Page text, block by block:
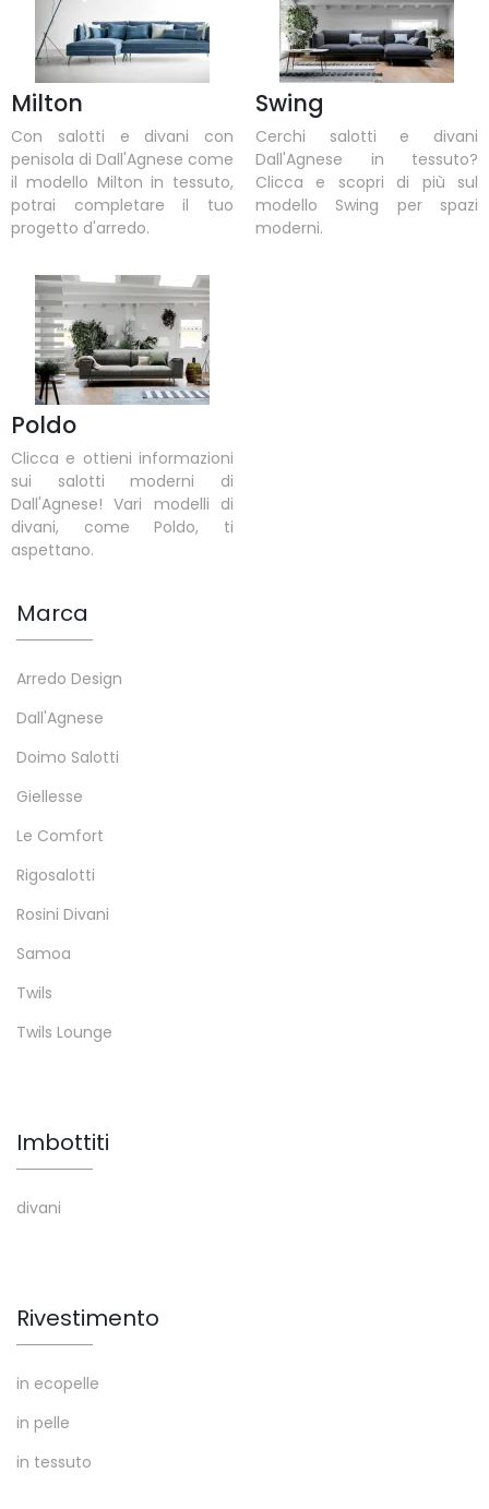
Milton
Con salotti e divani con
penisola di Dall'Agnese come
il modello Milton in tessuto,
potrai completare il tuo
progetto d'arredo.
Swing
Cerchi salotti e divani
Dall'Agnese in tessuto?
Clicca e scopri di più sul
modello Swing per spazi
moderni.
Poldo
Clicca e ottieni informazioni
sui salotti moderni di
Dall'Agnese! Vari modelli di
divani, come Poldo, ti
aspettano.
Marca
Arredo Design
Dall'Agnese
Doimo Salotti
Giellesse
Le Comfort
Rigosalotti
Rosini Divani
Samoa
Twils
Twils Lounge
Imbottiti
divani
Rivestimento
in ecopelle
in pelle
in tessuto